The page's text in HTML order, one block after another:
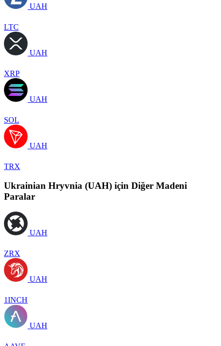
UAH
LTC
UAH
XRP
UAH
SOL
UAH
TRX
Ukrainian Hryvnia (UAH) için Diğer Madeni
Paralar
UAH
ZRX
UAH
1INCH
UAH